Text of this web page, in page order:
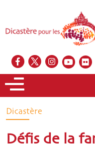
Dicastère
Défis de la